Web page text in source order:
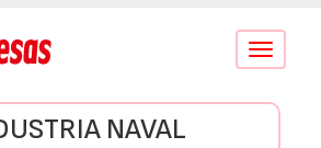
Conmutar
NAVAL